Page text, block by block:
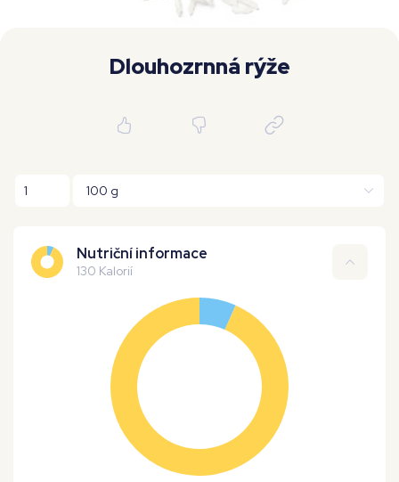
Premium
Dlouhozrnná rýže
Nutriční informace
130 Kalorií